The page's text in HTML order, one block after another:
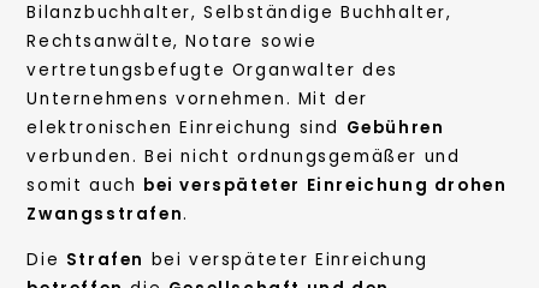
Bilanzbuchhalter, Selbständige Buchhalter,
Rechtsanwälte, Notare sowie
vertretungsbefugte Organwalter des
Unternehmens vornehmen. Mit der
elektronischen Einreichung sind Gebühren
verbunden. Bei nicht ordnungsgemäßer und
somit auch bei verspäteter Einreichung drohen
Zwangsstrafen.
Die Strafen bei verspäteter Einreichung